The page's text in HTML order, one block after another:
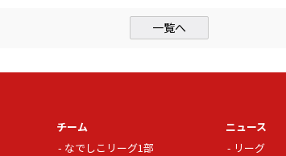
一覧へ
チーム
なでしこリーグ1部
ニュース
リーグ